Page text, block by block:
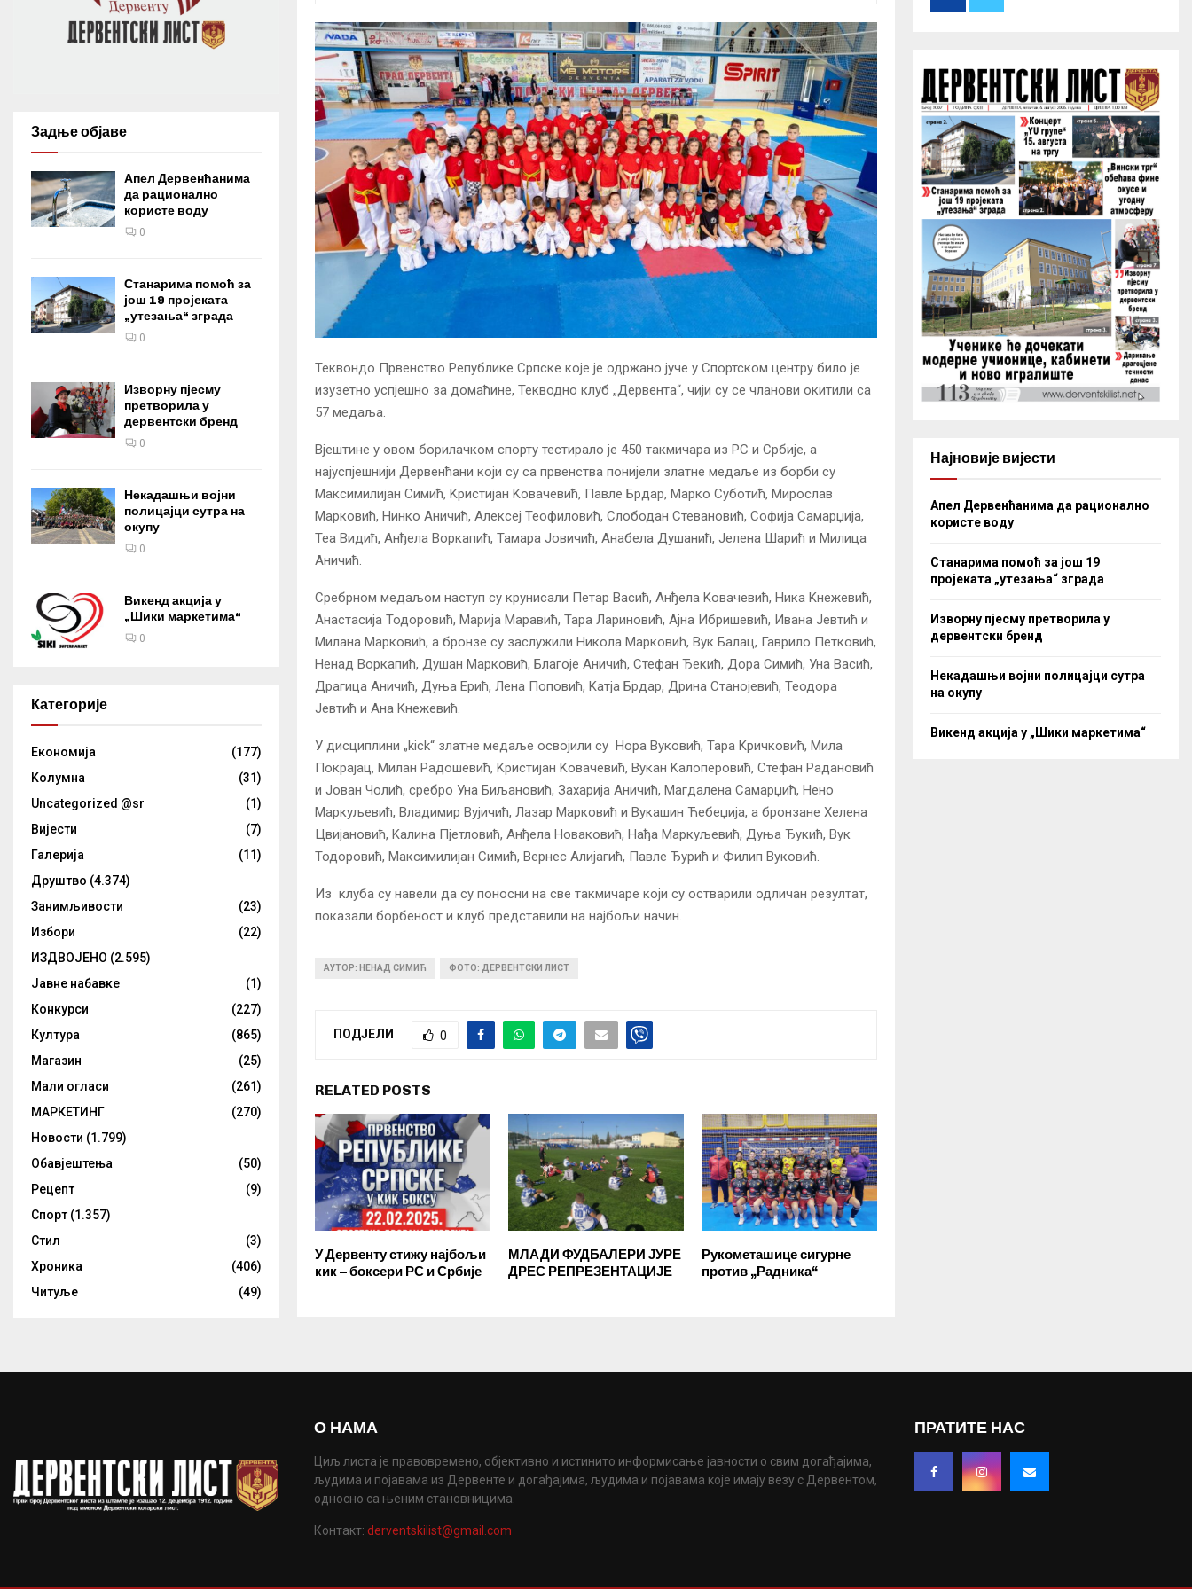
Теквондо Првенство Републике Српске које је одржано јуче у Спортском центру било је
изузетно успјешно за домаћине, Текводно клуб „Дервента“, чији су се чланови окитили са
57 медаља.
Вјештине у овом борилачком спорту тестирало је 450 такмичара из РС и Србије, а
најуспјешнији Дервенћани који су са првенства понијели златне медаље из борби су
Максимилијан Симић, Kристијан Kовачевић, Павле Брдар, Марко Суботић, Мирослав
Марковић, Нинко Аничић, Алексеј Теофиловић, Слободан Стевановић, Софија Самарџија,
Теа Видић, Анђела Воркапић, Тамара Јовичић, Анабела Душанић, Јелена Шарић и Милица
Аничић.
Сребрном медаљом наступ су крунисали Петар Васић, Анђела Kовачевић, Ника Kнежевић,
Анастасија Тодоровић, Марија Маравић, Тара Лариновић, Ајна Ибришевић, Ивана Јевтић и
Милана Марковић, а бронзе су заслужили Никола Марковић, Вук Балац, Гаврило Петковић,
Ненад Воркапић, Душан Марковић, Благоје Аничић, Стефан Ђекић, Дора Симић, Уна Васић,
Драгица Аничић, Дуња Ерић, Лена Поповић, Kатја Брдар, Дрина Станојевић, Теодора
Јевтић и Ана Kнежевић.
У дисциплини „kick“ златне медаље освојили су Нора Вуковић, Тара Kричковић, Мила
Покрајац, Милан Радошевић, Kристијан Kовачевић, Вукан Kалоперовић, Стефан Радановић
и Јован Чолић, сребро Уна Биљановић, Захарија Аничић, Магдалена Самарџић, Нено
Маркуљевић, Владимир Вујичић, Лазар Марковић и Вукашин Ћебеџија, а бронзане Хелена
Цвијановић, Kалина Пјетловић, Анђела Новаковић, Нађа Маркуљевић, Дуња Ђукић, Вук
Тодоровић, Максимилијан Симић, Вернес Алијагић, Павле Ђурић и Филип Вуковић.
Из клуба су навели да су поносни на све такмичаре који су остварили одличан резултат,
показали борбеност и клуб представили на најбољи начин.
АУТОР: НЕНАД СИМИЋ ФОТО: ДЕРВЕНТСКИ ЛИСТ
ПОДЈЕЛИ 0
RELATED POSTS
У Дервенту стижу најбољи
кик – боксери РС и Србије
МЛАДИ ФУДБАЛЕРИ ЈУРЕ
ДРЕС РЕПРЕЗЕНТАЦИЈЕ
Рукометашице сигурне
против „Радника“
Задње објаве
Апел Дервенћанима
да рационално
користе воду
0
Станарима помоћ за
још 19 пројеката
„утезања“ зграда
0
Изворну пјесму
претворила у
дервентски бренд
0
Некадашњи војни
полицајци сутра на
окупу
0
Викенд акција у
„Шики маркетима“
0
Категорије
Eкономија
(177)
Kолумнa
(31)
Uncategorized @sr
(1)
Вијести
(7)
Галерија
(11)
Друштво (4.374)
Занимљивости
(23)
Избори
(22)
ИЗДВОЈЕНО (2.595)
Јавне набавке
(1)
Конкурси
(227)
Култура
(865)
Магазин
(25)
Мали огласи
(261)
МАРКЕТИНГ
(270)
Новости (1.799)
Обавјештења
(50)
Рецепт
(9)
Спорт (1.357)
Стил
(3)
Хроника
(406)
Читуље
(49)
H
Најновије вијести
Апел Дервенћанима да рационално
користе воду
Станарима помоћ за још 19
пројеката „утезања“ зграда
Изворну пјесму претворила у
дервентски бренд
Некадашњи војни полицајци сутра
на окупу
Викенд акција у „Шики маркетима“
О НАМА
Циљ листа је правовремено, објективно и истинито информисање јавности о свим догађајима,
људима и појавама из Дервенте и догађајима, људима и појавама које имају везу с Дервентом,
односно са њеним становницима.
Контакт: derventskilist@gmail.com
ПРАТИТЕ НАС